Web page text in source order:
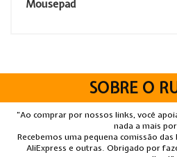
Mousepad
SOBRE O
“Ao comprar por nossos links, você
nada a mais
Recebemos uma pequena comissão
AliExpress e outras. Obrigado por